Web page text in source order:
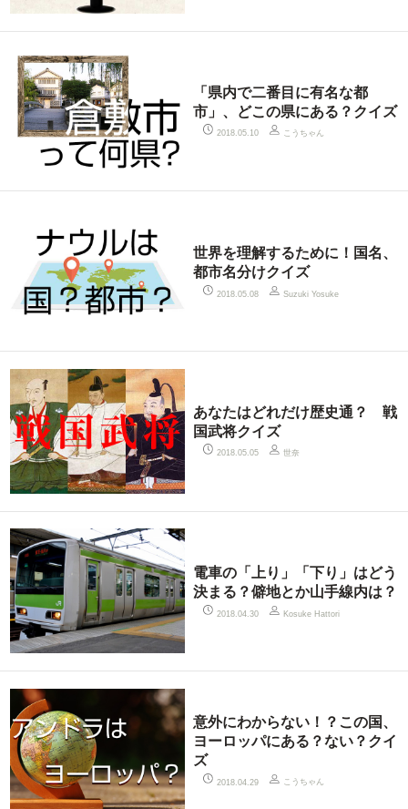
「県内で二番目に有名な都
市」、どこの県にある？クイズ
2018.05.10 こうちゃん
世界を理解するために！国名、
都市名分けクイズ
2018.05.08 Suzuki Yosuke
あなたはどれだけ歴史通？ 戦
国武将クイズ
2018.05.05 世奈
電車の「上り」「下り」はどう
決まる？僻地とか山手線内は？
2018.04.30 Kosuke Hattori
意外にわからない！？この国、
ヨーロッパにある？ない？クイ
ズ
2018.04.29 こうちゃん